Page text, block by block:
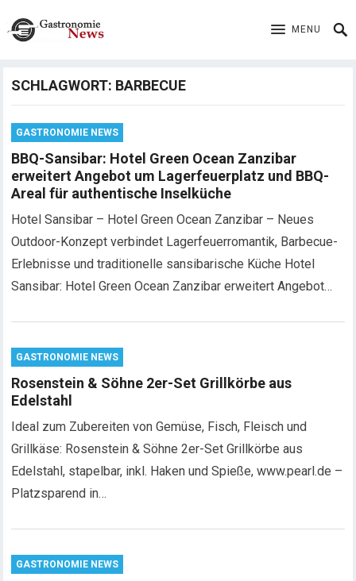
MENU
SCHLAGWORT: BARBECUE
GASTRONOMIE NEWS
BBQ-Sansibar: Hotel Green Ocean Zanzibar
erweitert Angebot um Lagerfeuerplatz und BBQ-
Areal für authentische Inselküche
Hotel Sansibar – Hotel Green Ocean Zanzibar – Neues
Outdoor-Konzept verbindet Lagerfeuerromantik, Barbecue-
Erlebnisse und traditionelle sansibarische Küche Hotel
Sansibar: Hotel Green Ocean Zanzibar erweitert Angebot…
GASTRONOMIE NEWS
Rosenstein & Söhne 2er-Set Grillkörbe aus
Edelstahl
Ideal zum Zubereiten von Gemüse, Fisch, Fleisch und
Grillkäse: Rosenstein & Söhne 2er-Set Grillkörbe aus
Edelstahl, stapelbar, inkl. Haken und Spieße, www.pearl.de –
Platzsparend in…
GASTRONOMIE NEWS